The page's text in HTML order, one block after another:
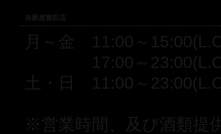
赤豚屋豊田店
月～金 11:00～
17:00～
土・日 11:00～
※営業時間、及び酒類提